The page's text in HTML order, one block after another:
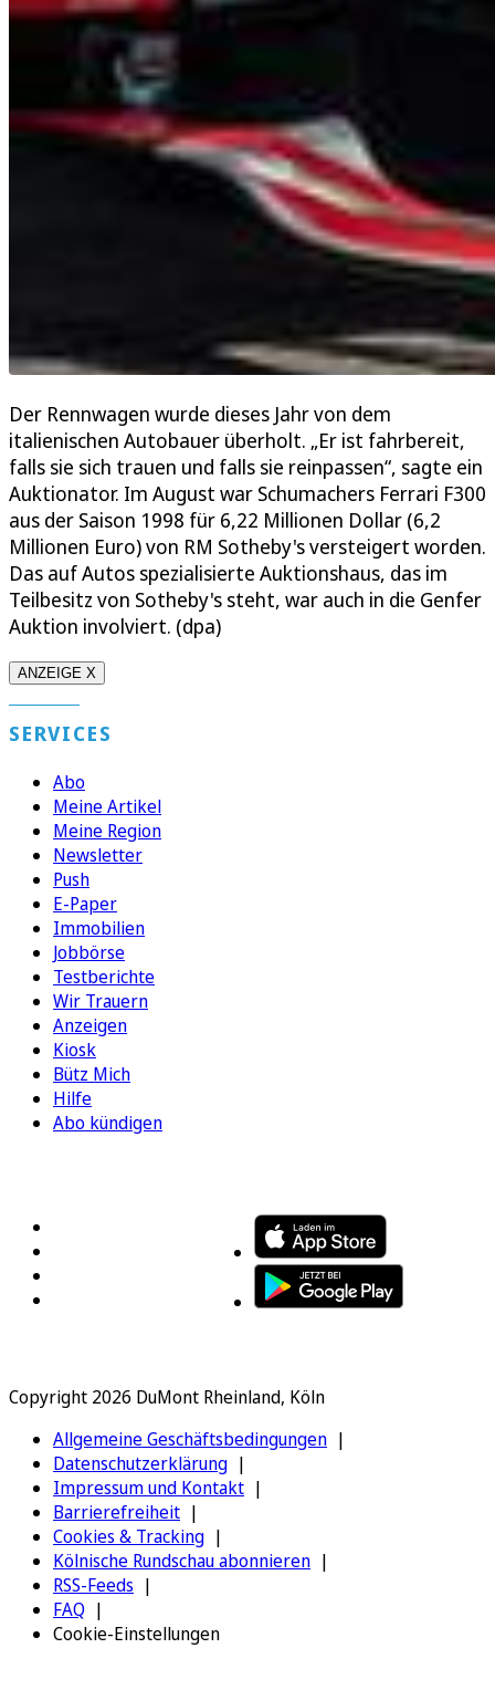
Der Rennwagen wurde dieses Jahr von dem
italienischen Autobauer überholt. „Er ist fahrbereit,
falls sie sich trauen und falls sie reinpassen“, sagte ein
Auktionator. Im August war Schumachers Ferrari F300
aus der Saison 1998 für 6,22 Millionen Dollar (6,2
Millionen Euro) von RM Sotheby's versteigert worden.
Das auf Autos spezialisierte Auktionshaus, das im
Teilbesitz von Sotheby's steht, war auch in die Genfer
Auktion involviert. (dpa)
ANZEIGE X
SERVICES
Abo
Meine Artikel
Meine Region
Newsletter
Push
E-Paper
Immobilien
Jobbörse
Testberichte
Wir Trauern
Anzeigen
Kiosk
Bütz Mich
Hilfe
Abo kündigen
Copyright 2026 DuMont Rheinland, Köln
Allgemeine Geschäftsbedingungen
Datenschutzerklärung
Impressum und Kontakt
Barrierefreiheit
Cookies & Tracking
Kölnische Rundschau abonnieren
RSS-Feeds
FAQ
Cookie-Einstellungen